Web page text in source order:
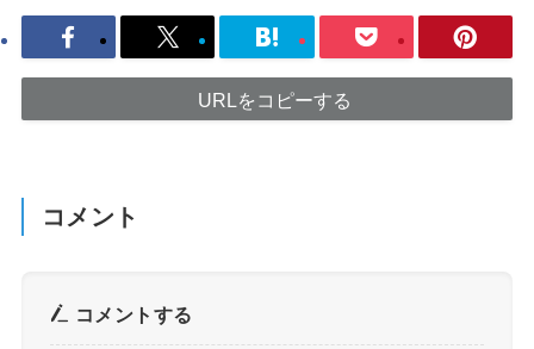
URLをコピーする
コメント
コメントする